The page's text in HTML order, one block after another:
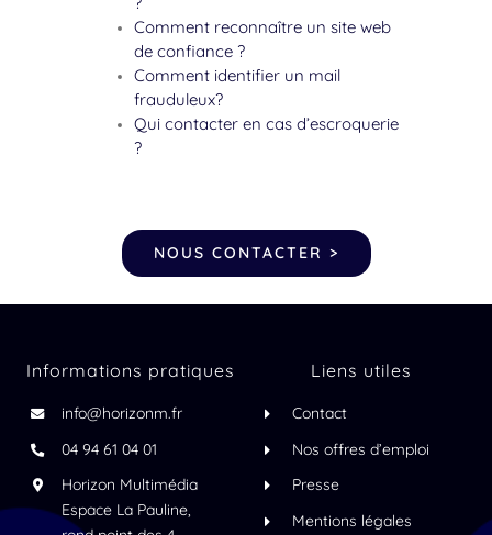
Comment protéger son ordinateur
?
Comment reconnaître un site web
de confiance ?
Comment identifier un mail
frauduleux?
Liens utiles
Contact
Nos offres d’emploi
Presse
Informations pratiques
info@horizonm.fr
04 94 61 04 01
Horizon Multimédia